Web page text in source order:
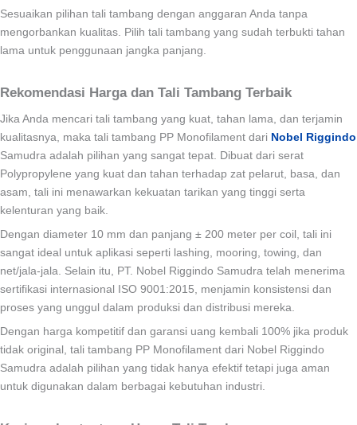
Sesuaikan pilihan tali tambang dengan anggaran Anda tanpa
mengorbankan kualitas. Pilih tali tambang yang sudah terbukti tahan
lama untuk penggunaan jangka panjang.
Rekomendasi Harga dan Tali Tambang Terbaik
Jika Anda mencari tali tambang yang kuat, tahan lama, dan terjamin
kualitasnya, maka tali tambang PP Monofilament dari Nobel Riggindo
Samudra adalah pilihan yang sangat tepat. Dibuat dari serat
Polypropylene yang kuat dan tahan terhadap zat pelarut, basa, dan
asam, tali ini menawarkan kekuatan tarikan yang tinggi serta
kelenturan yang baik.
Dengan diameter 10 mm dan panjang ± 200 meter per coil, tali ini
sangat ideal untuk aplikasi seperti lashing, mooring, towing, dan
net/jala-jala. Selain itu, PT. Nobel Riggindo Samudra telah menerima
sertifikasi internasional ISO 9001:2015, menjamin konsistensi dan
proses yang unggul dalam produksi dan distribusi mereka.
Dengan harga kompetitif dan garansi uang kembali 100% jika produk
tidak original, tali tambang PP Monofilament dari Nobel Riggindo
Samudra adalah pilihan yang tidak hanya efektif tetapi juga aman
untuk digunakan dalam berbagai kebutuhan industri.